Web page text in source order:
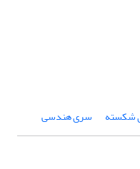
شکسته سری هندسی